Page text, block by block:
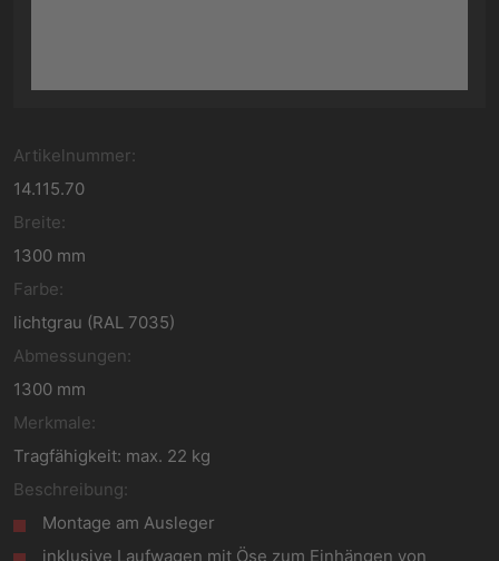
Artikelnummer:
14.115.70
Breite:
1300 mm
Farbe:
lichtgrau (RAL 7035)
Abmessungen:
1300 mm
Merkmale:
Tragfähigkeit: max. 22 kg
Beschreibung:
Montage am Ausleger
inklusive Laufwagen mit Öse zum Einhängen von